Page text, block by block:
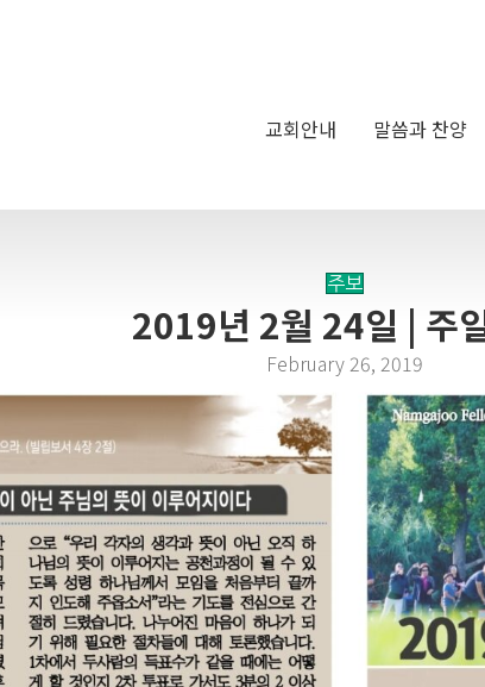
교회안내 말씀과 찬양
주보
2019년 2월 24일 | 주
February 26, 2019